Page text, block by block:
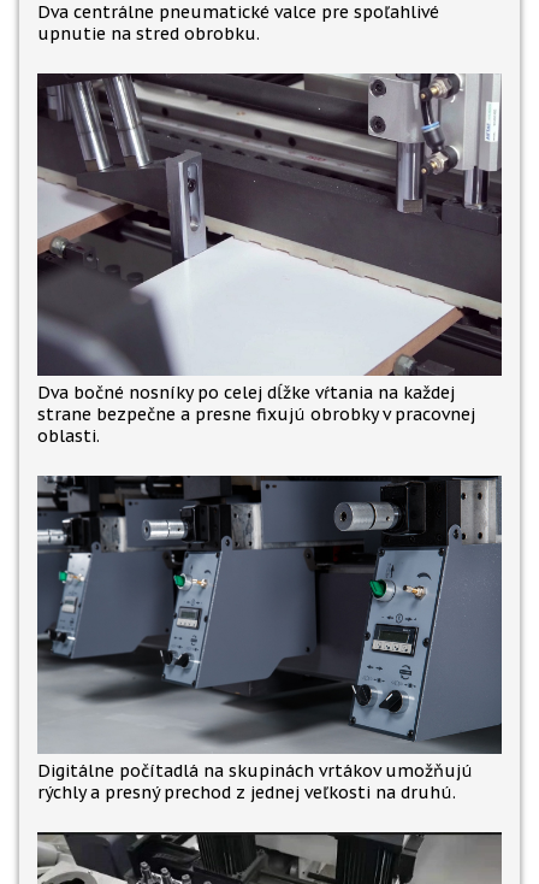
Dva centrálne pneumatické valce pre spoľahlivé
upnutie na stred obrobku.
Dva bočné nosníky po celej dĺžke vŕtania na každej
strane bezpečne a presne fixujú obrobky v pracovnej
oblasti.
Digitálne počítadlá na skupinách vrtákov umožňujú
rýchly a presný prechod z jednej veľkosti na druhú.